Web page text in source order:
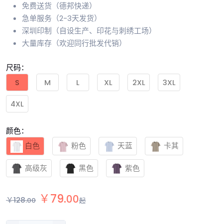
免费送货（德邦快递）
急单服务（2-3天发货）
深圳印制（自设生产、印花与刺绣工场）
大量库存（欢迎同行批发代销）
尺码：
S
M L XL 2XL 3XL
4XL
颜色：
白色
粉色 天蓝 卡其
高级灰 黑色 紫色
￥128.00 ￥79.00起